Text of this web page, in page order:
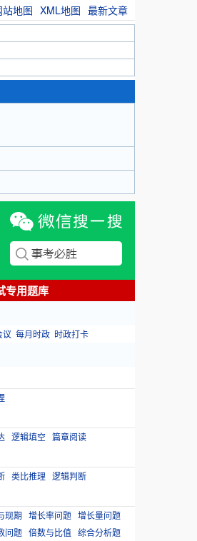
站地图 XML地图 最新文章
专用题库
议 每月时政 时政打卡
逻辑填空 篇章阅读
类比推理 逻辑判断
现期 增长率问题 增长量问题
问题 倍数与比值 综合分析题